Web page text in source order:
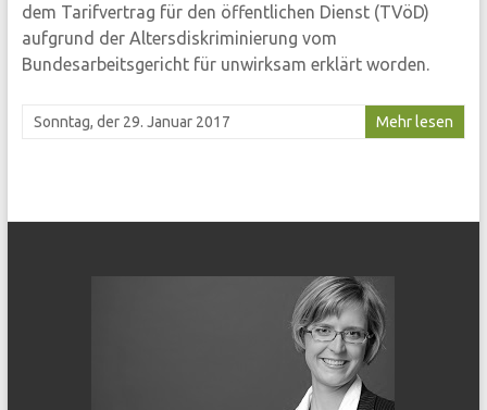
dem Tarifvertrag für den öffentlichen Dienst (TVöD)
aufgrund der Altersdiskriminierung vom
Bundesarbeitsgericht für unwirksam erklärt worden.
Sonntag, der 29. Januar 2017 Mehr lesen